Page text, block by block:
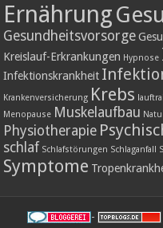
Ernährung
Gesundheitsvorsorge
Kreislauf-Erkrankungen Hypnose
Infektionskrankheit
Krankenversicherung Krebs
Menopause Muskelaufbau
Physiotherapie
schlaf Schlafstörungen Schlaganfall
Symptome
-